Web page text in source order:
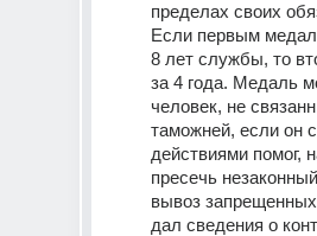
пределах своих
Если первым
8 лет службы, то
за 4 года. Медаль
человек, не
таможней, если он
действиями помог,
пресечь
вывоз
дал сведения о